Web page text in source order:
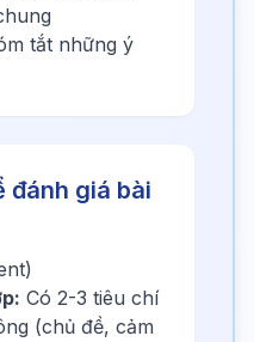
tắt những ý
đánh giá bài
Có 2-3 tiêu chí
(chủ đề, cảm